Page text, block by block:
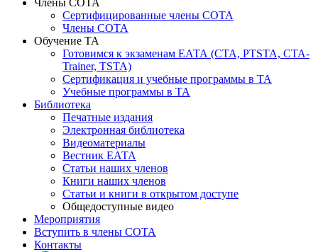
Члены СОТА
Сертифицированные члены СОТА
Члены СОТА
Обучение ТА
Готовимся к экзаменам ЕАТА (СТА, PTSTA, СТА-
Trainer, TSTA)
Сертификация и учебные программы в ТА
Учебные программы в ТА
Библиотека
Печатные издания
Электронная библиотека
Видеоматериалы
Вестник ЕАТА
Статьи наших членов
Книги наших членов
Статьи и книги в открытом доступе
Общедоступные видео
Мероприятия
Вступить в члены СОТА
Контакты